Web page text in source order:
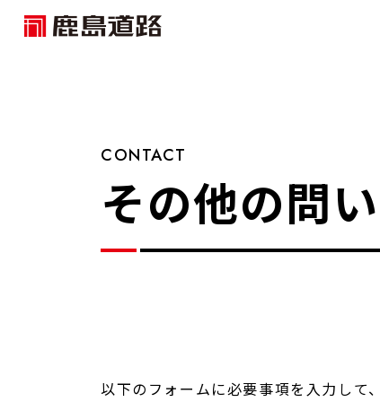
CONTACT
その他の問
以下のフォームに必要事項を入力して